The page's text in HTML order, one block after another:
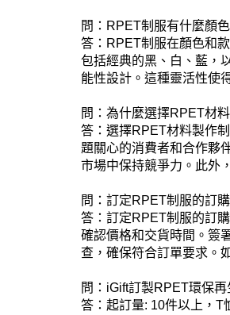
問：RPET制服有什麼顏
答：RPET制服在顏色和
包括經典的黑、白、藍，
能性設計。這種靈活性使
問：為什麼選擇RPET材
答：選擇RPET材料製作
題關心的消費者和合作夥
市場中保持競爭力。此外
問：訂定RPET制服的訂
答：訂定RPET制服的訂
確認價格和交貨時間。簽
查，確保符合訂單要求。
問：iGift訂製RPET環保
答： 起訂量: 10件以上，T